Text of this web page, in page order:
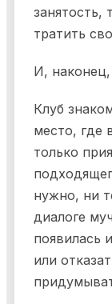
занятость,
тратить
И,
Клуб
место, где
только
нужно, ни
диалоге
появилась
или